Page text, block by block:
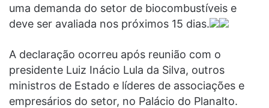
uma demanda do setor de biocombustíveis e
deve ser avaliada nos próximos 15 dias.
A declaração ocorreu após reunião com o
presidente Luiz Inácio Lula da Silva, outros
ministros de Estado e líderes de associações e
empresários do setor, no Palácio do Planalto.